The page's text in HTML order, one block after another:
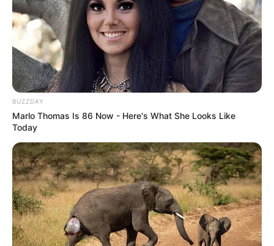
BUZZDAY
Marlo Thomas Is 86 Now - Here's What She Looks Like
Today